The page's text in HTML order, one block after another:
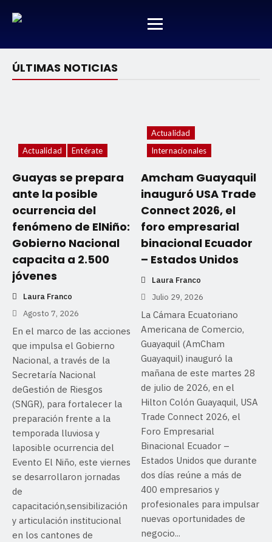
ÚLTIMAS NOTICIAS
Actualidad Entérate
Guayas se prepara
ante la posible
ocurrencia del
fenómeno de ElNiño:
Gobierno Nacional
capacita a 2.500
jóvenes
Laura Franco
Agosto 7, 2026
En el marco de las acciones
que impulsa el Gobierno
Nacional, a través de la
Secretaría Nacional
deGestión de Riesgos
(SNGR), para fortalecer la
preparación frente a la
temporada lluviosa y
laposible ocurrencia del
Evento El Niño, este viernes
se desarrollaron jornadas
de
capacitación,sensibilización
y articulación institucional
en los cantones de
Actualidad
Internacionales
Amcham Guayaquil
inauguró USA Trade
Connect 2026, el
foro empresarial
binacional Ecuador
– Estados Unidos
Laura Franco
Julio 29, 2026
La Cámara Ecuatoriano
Americana de Comercio,
Guayaquil (AmCham
Guayaquil) inauguró la
mañana de este martes 28
de julio de 2026, en el
Hilton Colón Guayaquil, USA
Trade Connect 2026, el
Foro Empresarial
Binacional Ecuador –
Estados Unidos que durante
dos días reúne a más de
400 empresarios y
profesionales para impulsar
nuevas oportunidades de
negocio...